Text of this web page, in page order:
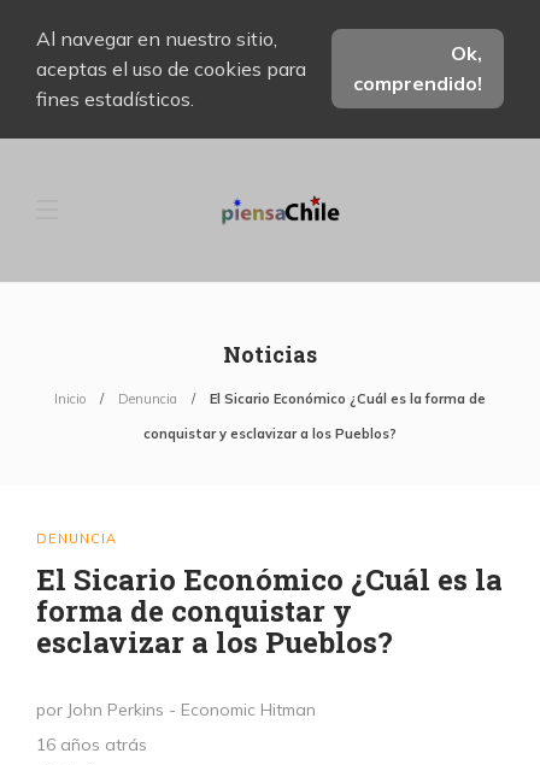
Al navegar en nuestro sitio,
aceptas el uso de cookies para
fines estadísticos.
Ok,
comprendido!
Noticias
Inicio Denuncia El Sicario Económico ¿Cuál es la forma de
conquistar y esclavizar a los Pueblos?
DENUNCIA
El Sicario Económico ¿Cuál es la
forma de conquistar y
esclavizar a los Pueblos?
por John Perkins - Economic Hitman
16 años atrás